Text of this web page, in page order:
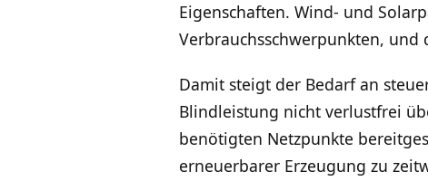
Eigenschaften. Wind- und
Verbrauchsschwerpunkten, und
Damit steigt der Bedarf an
Blindleistung nicht verlustfrei
benötigten Netzpunkte
erneuerbarer Erzeugung zu